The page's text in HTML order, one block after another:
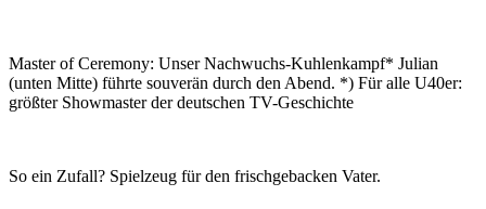
Master of Ceremony: Unser Nach­wuchs-Kuhlen­kampf* Julian
(unten Mitte) führte souverän durch den Abend. *) Für alle U40er:
größter Show­master der deut­schen TV-Geschichte
So ein Zufall? Spiel­zeug für den frisch­ge­ba­cken Vater.